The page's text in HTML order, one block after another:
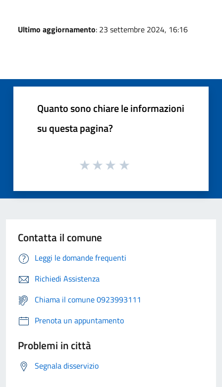
Ultimo aggiornamento: 23 settembre 2024, 16:16
Quanto sono chiare le informazioni
su questa pagina?
Contatta il comune
Leggi le domande frequenti
Richiedi Assistenza
Chiama il comune 0923993111
Prenota un appuntamento
Problemi in città
Segnala disservizio